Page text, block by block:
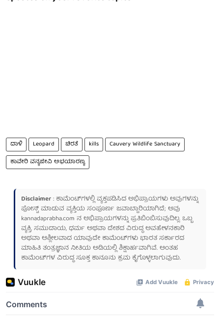
ದಾಳಿ Leopard ಚಿರತೆ kills
Cauvery Wildlife Sanctuary
ಕಾವೇರಿ ವನ್ಯಜೀವಿ ಅಭಯಾರಣ್ಯ
Disclaimer: ಕಾಮೆಂಟ್‌ಗಳಲ್ಲಿ ವ್ಯಕ್ತಪಡಿಸಿದ ಅಭಿಪ್ರಾಯಗಳು ಅವುಗಳನ್ನು
ಪೋಸ್ಟ್ ಮಾಡುವ ವ್ಯಕ್ತಿಯ ಸಂಪೂರ್ಣ ಜವಾಬ್ದಾರಿಯಾಗಿದೆ; ಅವು
kannadaprabha.com ನ ಅಭಿಪ್ರಾಯಗಳನ್ನು ಪ್ರತಿಬಿಂಬಿಸುವುದಿಲ್ಲ. ಒಬ್ಬ
ವ್ಯಕ್ತಿ, ಸಮುದಾಯ, ಧರ್ಮ ಅಥವಾ ದೇಶದ ವಿರುದ್ಧ ಅವಹೇಳನಕಾರಿ
ಅಥವಾ ಅಶ್ಲೀಲವಾದ ಯಾವುದೇ ಕಾಮೆಂಟ್‌ಗಳು ಭಾರತ ಸರ್ಕಾರದ
ಮಾಹಿತಿ ತಂತ್ರಜ್ಞಾನ ನೀತಿಯ ಅಡಿಯಲ್ಲಿ ಶಿಕ್ಷಾರ್ಹವಾಗಿವೆ. ಅಂತಹ
ಕಾಮೆಂಟ್‌ಗಳ ವಿರುದ್ಧ ಸೂಕ್ತ ಕಾನೂನು ಕ್ರಮ ಕೈಗೊಳ್ಳಲಾಗುವುದು.